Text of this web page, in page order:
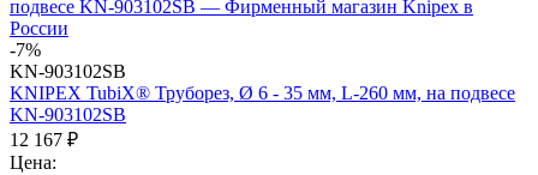
-7%
KN-903102SB
KNIPEX TubiX® Труборез, Ø 6 - 35 мм, L-260 мм, на подвесе
KN-903102SB
12 167 ₽
Цена: